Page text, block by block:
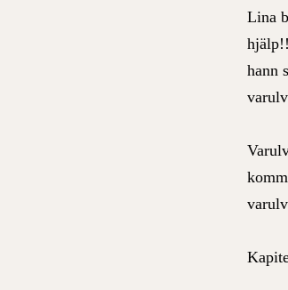
Lina
hann